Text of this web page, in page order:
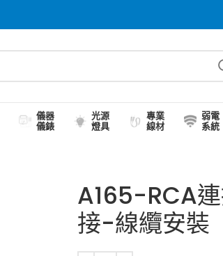
儀器
儀錶
光源
燈具
專業
線材
弱電
系統
A165-RCA
接-線纜安裝